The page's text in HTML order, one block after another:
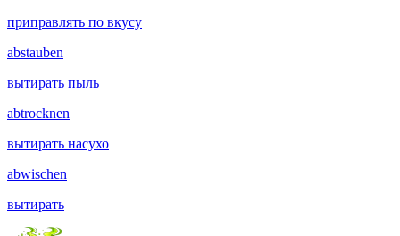
приправлять по вкусу
abstauben
вытирать пыль
abtrocknen
вытирать насухо
abwischen
вытирать